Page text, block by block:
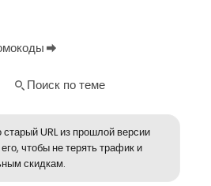
Поиск по теме
URL из прошлой версии
чтобы не терять трафик и
скидкам.